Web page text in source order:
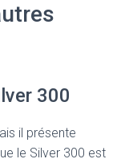
300
il présente
le Silver 300 est